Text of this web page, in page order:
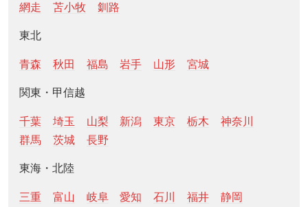
網走
苫小牧 釧路
東北
青森 秋田 福島 岩手 山形 宮城
関東・甲信越
千葉 埼玉 山梨 新潟 東京 栃木
神奈川
群馬
茨城 長野
東海・北陸
三重 富山 岐阜 愛知 石川 福井 静岡